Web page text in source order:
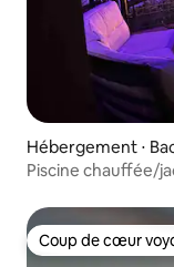
Hébergement ⋅
Piscine chauffée/
Coup de cœur
Coup de cœur